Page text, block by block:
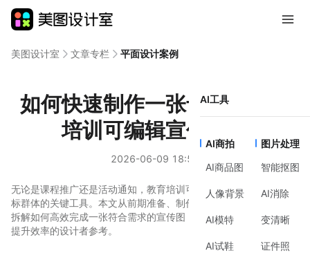
AI工具
AI商拍
AI商品图
人像背景
AI模特
AI试鞋
图片处理
智能抠图
AI消除
变清晰
证件照
美图设计室 文章专栏 平面设计案例
如何快速制作一张专业的教育
培训可编辑宣传图？
2026-06-09 18:59
无论是课程推广还是活动通知，教育培训可编辑宣传图都是吸引目
标群体的关键工具。本文从前期准备、制作方法到风格优化，详细
拆解如何高效完成一张符合需求的宣传图，适合零基础用户或需要
提升效率的设计者参考。